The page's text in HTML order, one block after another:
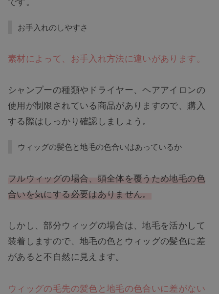
お手入れのしやすさ
素材によって、お手入れ方法に違いがあります。
シャンプーの種類やドライヤー、ヘアアイロンの
使用が制限されている商品がありますので、購入
する際はしっかり確認しましょう。
ウィッグの髪色と地毛の色合いはあっているか
フルウィッグの場合、頭全体を覆うため地毛の色
合いを気にする必要はありません。
しかし、部分ウィッグの場合は、地毛を活かして
装着しますので、地毛の色とウィッグの髪色に差
があると不自然に見えます。
ウィッグの毛先の髪色と地毛の色合いに差がない